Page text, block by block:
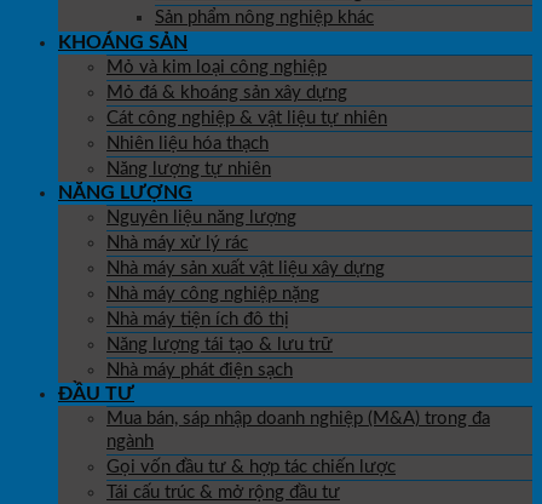
Sản phẩm nông nghiệp khác
KHOÁNG SẢN
Mỏ và kim loại công nghiệp
Mỏ đá & khoáng sản xây dựng
Cát công nghiệp & vật liệu tự nhiên
Nhiên liệu hóa thạch
Năng lượng tự nhiên
NĂNG LƯỢNG
Nguyên liệu năng lượng
Nhà máy xử lý rác
Nhà máy sản xuất vật liệu xây dựng
Nhà máy công nghiệp nặng
Nhà máy tiện ích đô thị
Năng lượng tái tạo & lưu trữ
Nhà máy phát điện sạch
ĐẦU TƯ
Mua bán, sáp nhập doanh nghiệp (M&A) trong đa
ngành
Gọi vốn đầu tư & hợp tác chiến lược
Tái cấu trúc & mở rộng đầu tư